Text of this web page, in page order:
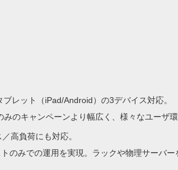
レット（iPad/Android）の3デバイス対応。
のキャンペーンより幅広く、様々なユーザ環
高負荷にも対応。
のみでの運用を実現。ラックや物理サーバ